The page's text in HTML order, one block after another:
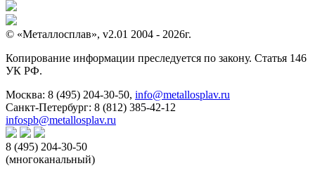
© «Металлосплав», v2.01 2004 - 2026г.
Копирование информации преследуется по закону. Статья 146
УК РФ.
Москва: 8 (495) 204-30-50, info@metallosplav.ru
Санкт-Петербург: 8 (812) 385-42-12
infospb@metallosplav.ru
8 (495) 204-30-50
(многоканальный)